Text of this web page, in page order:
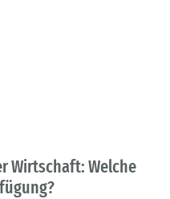
Wirtschaft: Welche